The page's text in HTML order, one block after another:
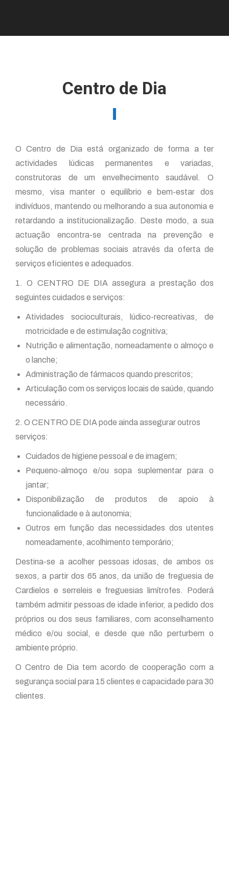
Centro de Dia
O Centro de Dia está organizado de forma a ter
actividades lúdicas permanentes e variadas,
construtoras de um envelhecimento saudável. O
mesmo, visa manter o equilíbrio e bem-estar dos
indivíduos, mantendo ou melhorando a sua autonomia e
retardando a institucionalização. Deste modo, a sua
actuação encontra-se centrada na prevenção e
solução de problemas sociais através da oferta de
serviços eficientes e adequados.
1. O CENTRO DE DIA assegura a prestação dos
seguintes cuidados e serviços:
Atividades socioculturais, lúdico-recreativas, de
motricidade e de estimulação cognitiva;
Nutrição e alimentação, nomeadamente o almoço e
o lanche;
Administração de fármacos quando prescritos;
Articulação com os serviços locais de saúde, quando
necessário.
2. O CENTRO DE DIA pode ainda assegurar outros
serviços:
Cuidados de higiene pessoal e de imagem;
Pequeno-almoço e/ou sopa suplementar para o
jantar;
Disponibilização de produtos de apoio à
funcionalidade e à autonomia;
Outros em função das necessidades dos utentes
nomeadamente, acolhimento temporário;
Destina-se a acolher pessoas idosas, de ambos os
sexos, a partir dos 65 anos, da união de freguesia de
Cardielos e serreleis e freguesias limítrofes. Poderá
também admitir pessoas de idade inferior, a pedido dos
próprios ou dos seus familiares, com aconselhamento
médico e/ou social, e desde que não perturbem o
ambiente próprio.
O Centro de Dia tem acordo de cooperação com a
segurança social para 15 clientes e capacidade para 30
clientes.